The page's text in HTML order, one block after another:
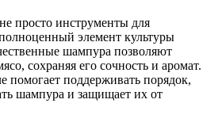
просто инструменты для
элемент культуры
шампура позволяют
сохраняя его сочность и аромат.
помогает поддерживать порядок,
шампура и защищает их от